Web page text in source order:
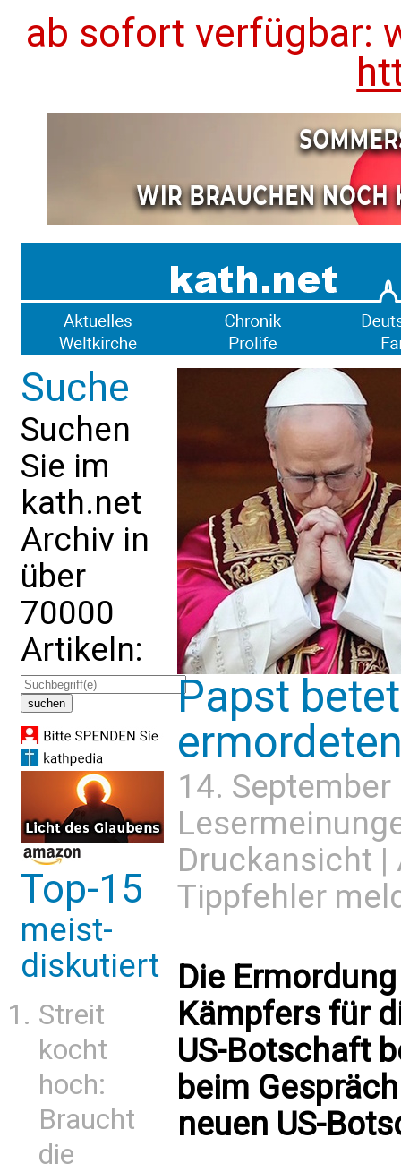
ab sofort verfügbar:
Suche
Suchen
Sie im
kath.net
Archiv in
über
70000
Artikeln:
Top-15
meist-
diskutiert
Streit
kocht
hoch:
Braucht
die
Papst
14.
Druckansicht |
Tippfehler
Die
Kämpfers für
US-Botschaft
beim
neuen US-